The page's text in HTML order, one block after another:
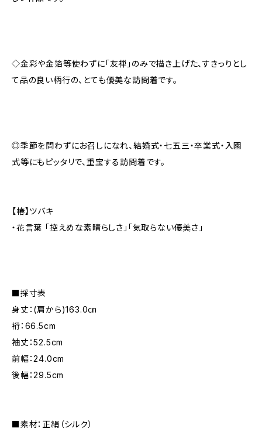
◇金彩や金箔等使わずに「友禅」のみで描き上げた、すきっりとし
て品の良い柄行の、とても優美な訪問着です。
◎季節を問わずにお召しになれ、結婚式・七五三・卒業式・入園
式等にもピッタリで、重宝する訪問着です。
【椿】ツバキ
・花言葉 「控えめな素晴らしさ」「気取らない優美さ」
■採寸表
身丈：(肩から)163.0㎝
裄：66.5cm
袖丈：52.5cm
前幅：24.0cm
後幅：29.5cm
■素材：正絹（シルク）